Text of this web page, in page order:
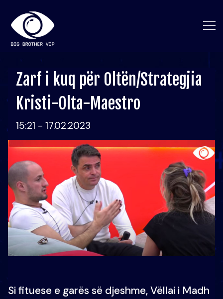
Zarf i kuq për Oltën/Strategjia
Kristi-Olta-Maestro
15:21 - 17.02.2023
Si fituese e garës së djeshme, Vëllai i Madh